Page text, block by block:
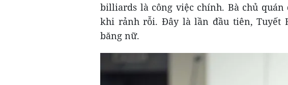
billiards là công việc chính. Bà chủ
khi rảnh rỗi. Đây là lần đầu tiên, Tuyết
băng nữ.